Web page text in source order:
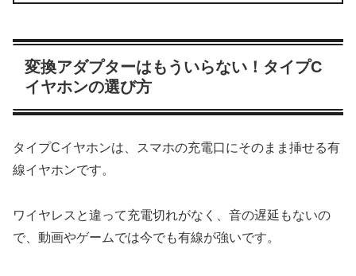
変換アダプターはもういらない！タイプC
イヤホンの選び方
タイプCイヤホンは、スマホの充電口にそのまま挿せる有
線イヤホンです。
ワイヤレスと違って充電切れがなく、音の遅延もないの
で、動画やゲームでは今でも有線が強いです。